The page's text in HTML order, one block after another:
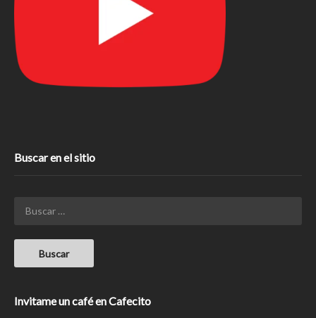
Buscar en el sitio
Invitame un café en Cafecito